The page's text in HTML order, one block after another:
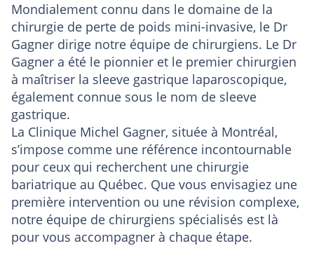
Mondialement connu dans le domaine de la
chirurgie de perte de poids mini-invasive, le Dr
Gagner dirige notre équipe de chirurgiens. Le Dr
Gagner a été le pionnier et le premier chirurgien
à maîtriser la sleeve gastrique laparoscopique,
également connue sous le nom de sleeve
gastrique.
La Clinique Michel Gagner, située à Montréal,
s’impose comme une référence incontournable
pour ceux qui recherchent une chirurgie
bariatrique au Québec. Que vous envisagiez une
première intervention ou une révision complexe,
notre équipe de chirurgiens spécialisés est là
pour vous accompagner à chaque étape.